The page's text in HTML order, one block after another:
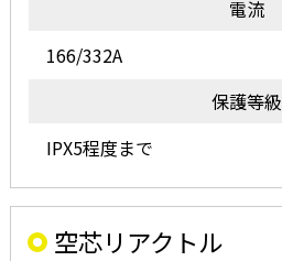
電流
166/332A
保護等級
IPX5程度まで
空芯リアクトル